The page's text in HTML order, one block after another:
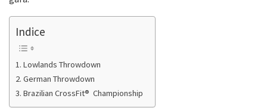
Indice
Lowlands Throwdown
German Throwdown
Brazilian CrossFit® Championship